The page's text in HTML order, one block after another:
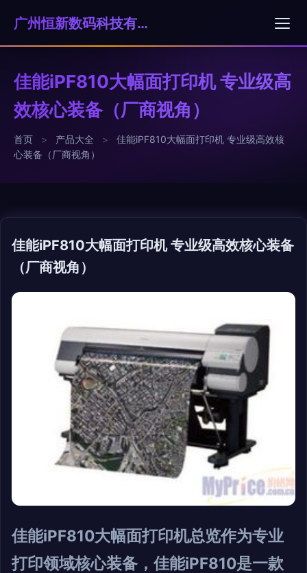
广州恒新数码科技有限公司
佳能iPF810大幅面打印机 专业级高
效核心装备（厂商视角）
首页 > 产品大全 >
佳能iPF810大幅面打印机 专业级高效核
心装备（厂商视角）
佳能iPF810大幅面打印机 专业级高效核心装备
（厂商视角）
佳能iPF810大幅面打印机总览作为专业
打印领域核心装备，佳能iPF810是一款